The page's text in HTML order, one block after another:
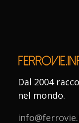
Dal 2004
nel mondo.